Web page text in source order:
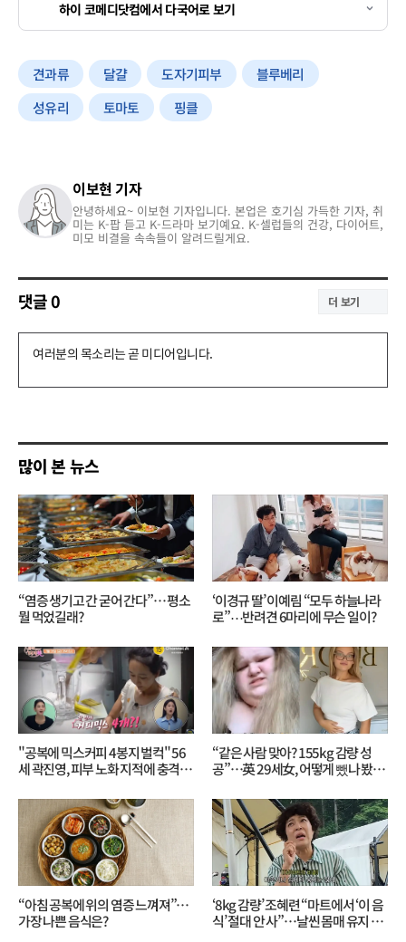
하이 코메디닷컴에서 다국어로 보기
견과류 달걀 도자기피부
블루베리
성유리
토마토 핑클
이보현 기자
안녕하세요~ 이보현 기자입니다. 본업은 호기심 가득한 기자, 취
미는 K-팝 듣고 K-드라마 보기예요. K-셀럽들의 건강, 다이어트,
미모 비결을 속속들이 알려드릴게요.
댓글0 더 보기
댓
기
많이 본 뉴스
“염증 생기고 간 굳어 간다”… 평소
뭘 먹었길래?
‘이경규 딸’ 이예림 “모두 하늘나라
로”⋯반려견 6마리에 무슨 일이?
"공복에 믹스커피 4봉지 벌컥" 56
세 곽진영, 피부 노화 지적에 충격…
“같은 사람 맞아? 155kg 감량 성
공”…英 29세女, 어떻게 뺐나 봤더
“아침 공복에 위의 염증 느껴져”…
가장 나쁜 음식은?
‘8kg 감량’ 조혜련 “마트에서 ‘이 음
식’ 절대 안 사”…날씬 몸매 유지 비